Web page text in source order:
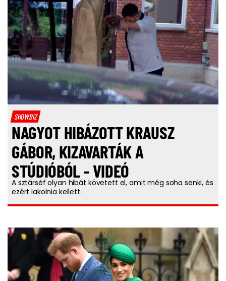
SHOWBIZ
NAGYOT HIBÁZOTT KRAUSZ
GÁBOR, KIZAVARTÁK A
STÚDIÓBÓL - VIDEÓ
A sztárséf olyan hibát követett el, amit még soha senki, és
ezért lakolnia kellett.